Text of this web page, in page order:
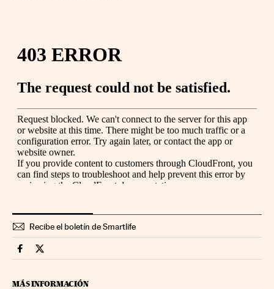
Recibe el boletín de Smartlife
Smartlife Cinco Días en Facebook
Smartlife Cinco Días en Twitter
MÁS INFORMACIÓN